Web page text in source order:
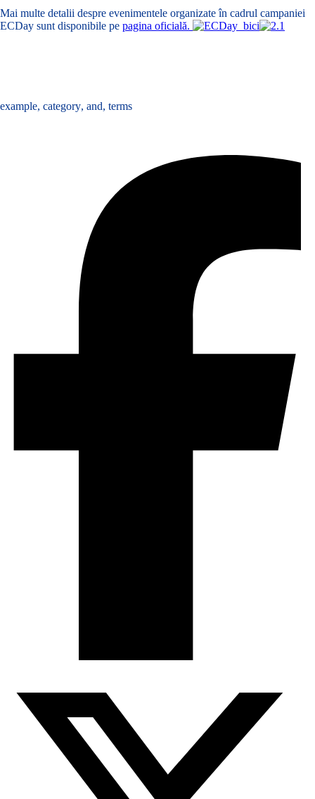
Mai multe detalii despre evenimentele organizate în cadrul campaniei
ECDay sunt disponibile pe pagina oficială.
example, category, and, terms